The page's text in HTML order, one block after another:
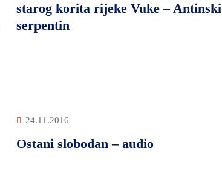
starog korita rijeke Vuke – Antinski
serpentin
24.11.2016
Ostani slobodan – audio